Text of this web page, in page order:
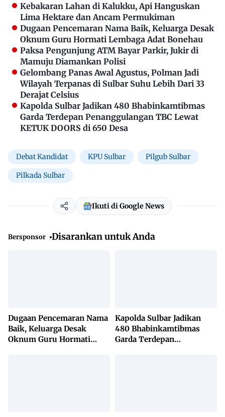
Kebakaran Lahan di Kalukku, Api Hanguskan
Lima Hektare dan Ancam Permukiman
Dugaan Pencemaran Nama Baik, Keluarga Desak
Oknum Guru Hormati Lembaga Adat Bonehau
Paksa Pengunjung ATM Bayar Parkir, Jukir di
Mamuju Diamankan Polisi
Gelombang Panas Awal Agustus, Polman Jadi
Wilayah Terpanas di Sulbar Suhu Lebih Dari 33
Derajat Celsius
Kapolda Sulbar Jadikan 480 Bhabinkamtibmas
Garda Terdepan Penanggulangan TBC Lewat
KETUK DOORS di 650 Desa
Debat Kandidat KPU Sulbar Pilgub Sulbar
Pilkada Sulbar
Ikuti di Google News
Bersponsor Disarankan untuk Anda
Dugaan Pencemaran Nama
Baik, Keluarga Desak
Oknum Guru Hormati
Kapolda Sulbar Jadikan
480 Bhabinkamtibmas
Garda Terdepan